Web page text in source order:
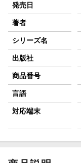
発売日
著者
シリーズ名
出版社
商品番号
言語
対応端末